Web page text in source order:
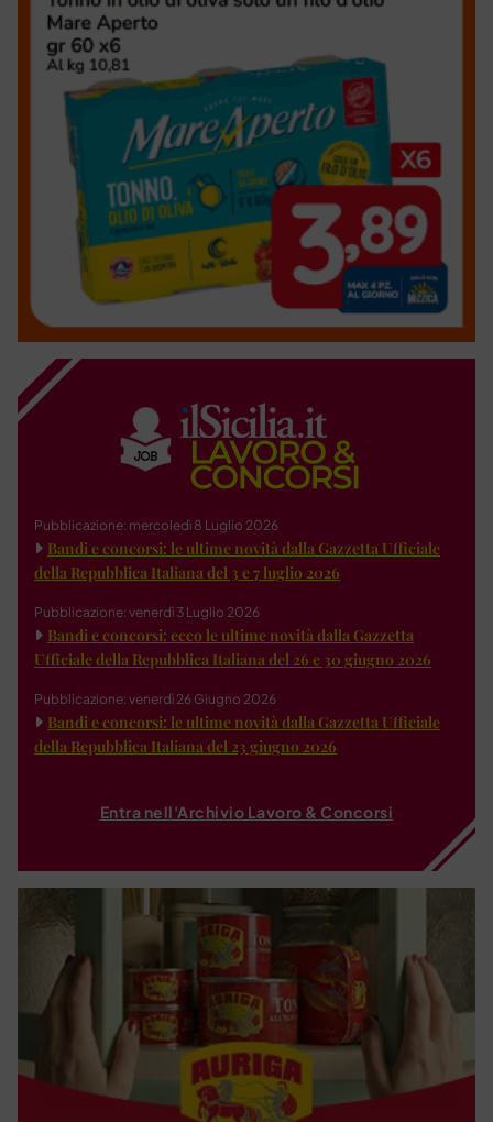
Pubblicazione: mercoledì 8 Luglio 2026
Bandi e concorsi: le ultime novità dalla Gazzetta Ufficiale
della Repubblica Italiana del 3 e 7 luglio 2026
Pubblicazione: venerdì 3 Luglio 2026
Bandi e concorsi: ecco le ultime novità dalla Gazzetta
Ufficiale della Repubblica Italiana del 26 e 30 giugno 2026
Pubblicazione: venerdì 26 Giugno 2026
Bandi e concorsi: le ultime novità dalla Gazzetta Ufficiale
della Repubblica Italiana del 23 giugno 2026
Entra nell'Archivio Lavoro & Concorsi